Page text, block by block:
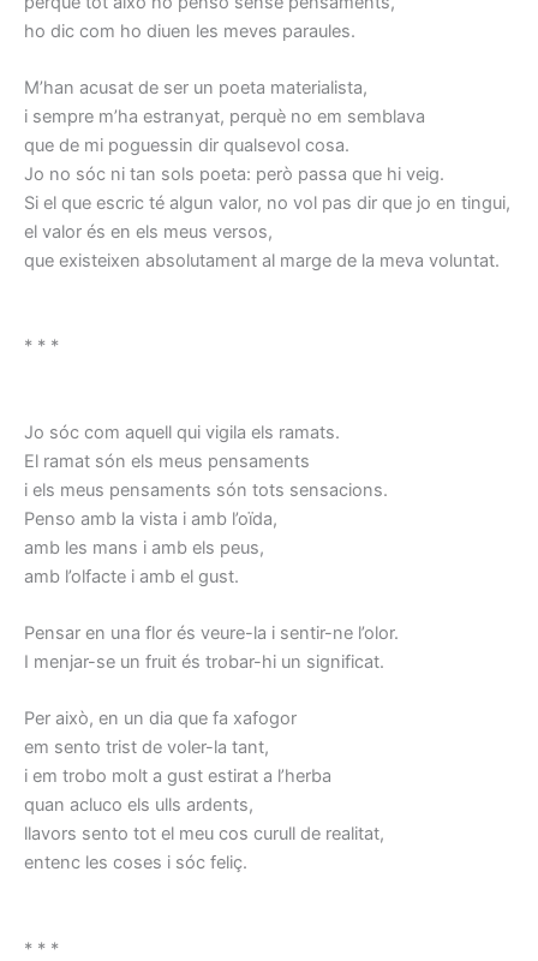
ho dic com ho diuen les meves paraules.
M’han acusat de ser un poeta materialista,
i sempre m’ha estranyat, perquè no em semblava
que de mi poguessin dir qualsevol cosa.
Jo no sóc ni tan sols poeta: però passa que hi veig.
Si el que escric té algun valor, no vol pas dir que jo en tingui,
el valor és en els meus versos,
que existeixen absolutament al marge de la meva voluntat.
* * *
Jo sóc com aquell qui vigila els ramats.
El ramat són els meus pensaments
i els meus pensaments són tots sensacions.
Penso amb la vista i amb l’oïda,
amb les mans i amb els peus,
amb l’olfacte i amb el gust.
Pensar en una flor és veure-la i sentir-ne l’olor.
I menjar-se un fruit és trobar-hi un significat.
Per això, en un dia que fa xafogor
em sento trist de voler-la tant,
i em trobo molt a gust estirat a l’herba
quan acluco els ulls ardents,
llavors sento tot el meu cos curull de realitat,
entenc les coses i sóc feliç.
* * *